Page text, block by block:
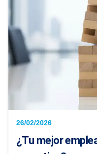
26/02/2026
¿Tu mejor